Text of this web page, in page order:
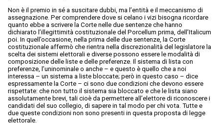
Non è il premio in sé a suscitare dubbi, ma l’entità e il meccanismo di
assegnazione. Per comprendere dove si celano i vizi bisogna ricordare
quanto ebbe a scrivere la Corte nelle due sentenze che hanno
dichiarato l’illegittimità costituzionale del Porcellum prima, dell’Italicum
poi. In quell’occasione, nella prima delle due sentenze, la Corte
costituzionale affermò che rientra nella discrezionalità del legislatore la
scelta dei sistemi elettorali e diverse possono essere le modalità di
composizione delle liste e delle preferenze. Il sistema di lista con
preferenze, l’uninominale o anche – e questo è quello che a noi
interessa – un sistema a liste bloccate; però in questo caso – dice
espressamente la Corte – ci sono due condizioni che devono essere
rispettate: che non tutto il sistema sia bloccato e che le lista siano
assolutamente brevi, tali cioè da permettere all’elettore di riconoscere i
candidati del suo collegio, di sapere in tal modo per chi vota. Tutte e
due queste condizioni non sono presenti in questa proposta di legge
elettorale.